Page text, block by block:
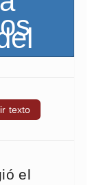
texto
el